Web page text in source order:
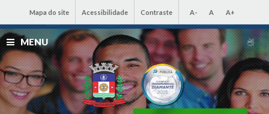
Mapa do site Acessibilidade Contraste A- A A+
MENU